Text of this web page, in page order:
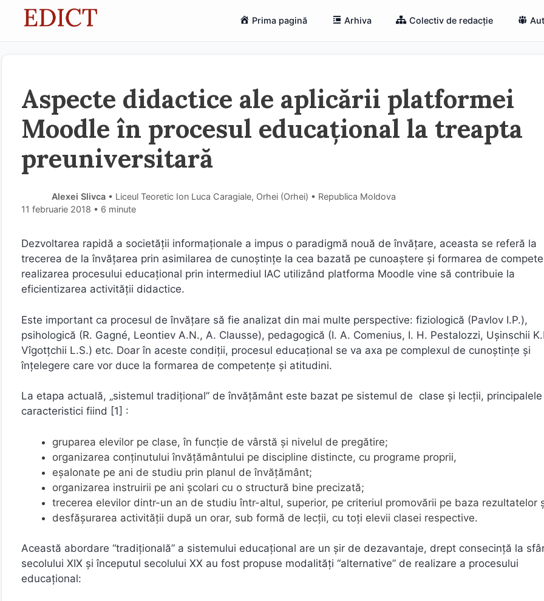
Prima pagină Arhiva Colectiv de redacție
Aspecte didactice ale aplicării platformei
Moodle în procesul educațional la treapta
preuniversitară
Alexei Slivca • Liceul Teoretic Ion Luca Caragiale, Orhei (Orhei) • Republica Moldova
11 februarie 2018 • 6 minute
Dezvoltarea rapidă a societăţii informaţionale a impus o paradigmă nouă de învățare, aceasta se referă la
trecerea de la învăţarea prin asimilarea de cunoștințe la cea bazată pe cunoaştere şi formarea de
realizarea procesului educațional prin intermediul IAC utilizând platforma Moodle vine să contribuie la
eficientizarea activităţii didactice.
Este important ca procesul de învățare să fie analizat din mai multe perspective: fiziologică (Pavlov I.P.),
psihologică (R. Gagné, Leontiev A.N., A. Clausse), pedagogică (I. A. Comenius, I. H. Pestalozzi, Ușinschii
Vîgotțchii L.S.) etc. Doar în aceste condiții, procesul educaţional se va axa pe complexul de cunoştinţe şi
înţelegere care vor duce la formarea de competenţe şi atitudini.
La etapa actuală, „sistemul tradiţional” de învăţământ este bazat pe sistemul de clase și lecții, principalele
caracteristici fiind [1] :
gruparea elevilor pe clase, în funcţie de vârstă şi nivelul de pregătire;
organizarea conţinutului învăţământului pe discipline distincte, cu programe proprii,
eşalonate pe ani de studiu prin planul de învăţământ;
organizarea instruirii pe ani şcolari cu o structură bine precizată;
trecerea elevilor dintr-un an de studiu într-altul, superior, pe criteriul promovării pe baza rezultatelor
desfăşurarea activităţii după un orar, sub formă de lecţii, cu toţi elevii clasei respective.
Această abordare “tradițională” a sistemului educațional are un șir de dezavantaje, drept consecință la
secolului XIX și începutul secolului XX au fost propuse modalități “alternative” de realizare a procesului
educațional: